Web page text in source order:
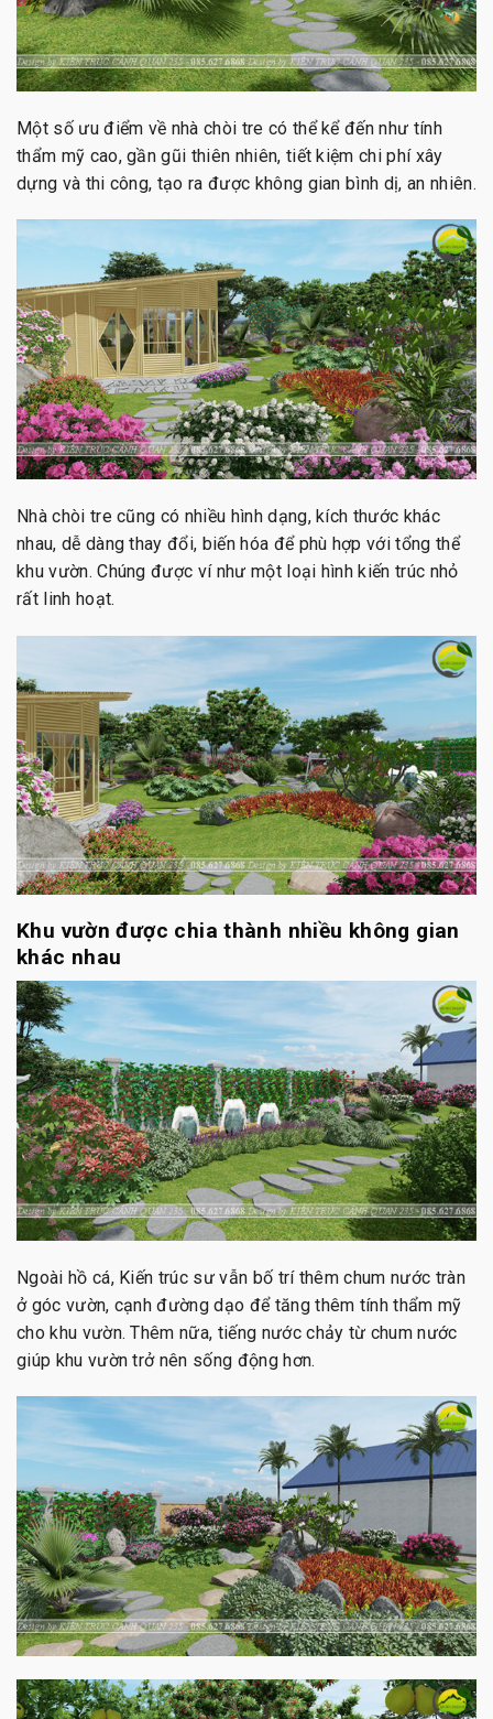
Một số ưu điểm về nhà chòi tre có thể kể đến như tính
thẩm mỹ cao, gần gũi thiên nhiên, tiết kiệm chi phí xây
dựng và thi công, tạo ra được không gian bình dị, an nhiên.
Nhà chòi tre cũng có nhiều hình dạng, kích thước khác
nhau, dễ dàng thay đổi, biến hóa để phù hợp với tổng thể
khu vườn. Chúng được ví như một loại hình kiến trúc nhỏ
rất linh hoạt.
Khu vườn được chia thành nhiều không gian
khác nhau
Ngoài hồ cá, Kiến trúc sư vẫn bố trí thêm chum nước tràn
ở góc vườn, cạnh đường dạo để tăng thêm tính thẩm mỹ
cho khu vườn. Thêm nữa, tiếng nước chảy từ chum nước
giúp khu vườn trở nên sống động hơn.